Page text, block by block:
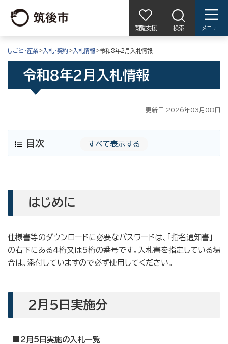
閲覧支援 検索 メニュー
しごと・産業>入札・契約>入札情報>令和8年2月入札情報
令和8年2月入札情報
更新日 2026年03月08日
目次 すべて表示する
はじめに
仕様書等のダウンロードに必要なパスワードは、「指名通知書」
の右下にある4桁又は5桁の番号です。入札書を指定している場
合は、添付していますので必ず使用してください。
2月5日実施分
■2月5日実施の入札一覧